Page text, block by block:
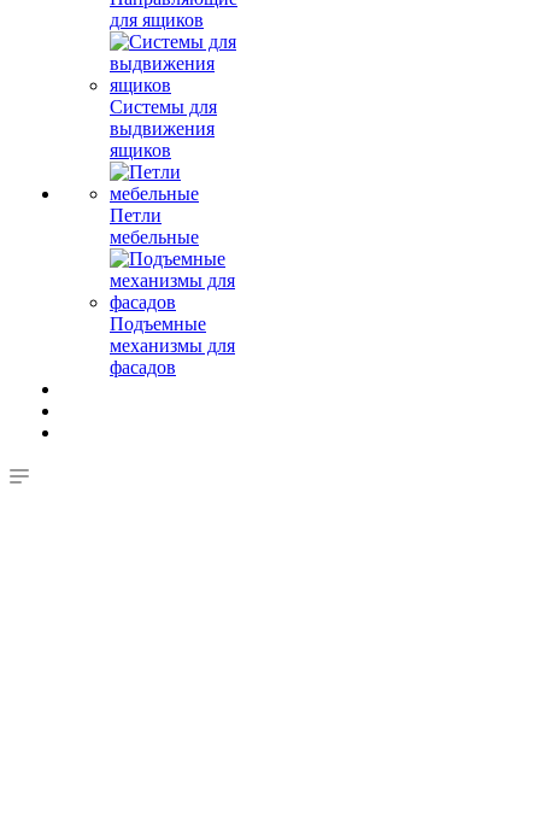
для ящиков
Системы для
выдвижения
ящиков
Петли
мебельные
Подъемные
механизмы для
фасадов